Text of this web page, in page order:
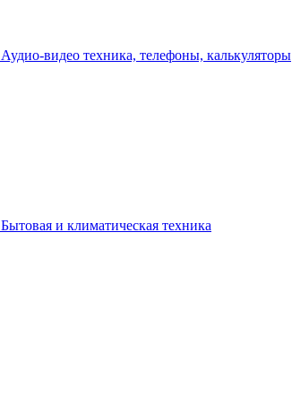
Аудио-видео техника, телефоны, калькуляторы
Бытовая и климатическая техника